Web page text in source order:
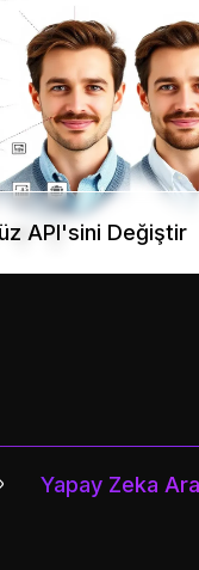
API'sini Değiştir
Yapay Zeka